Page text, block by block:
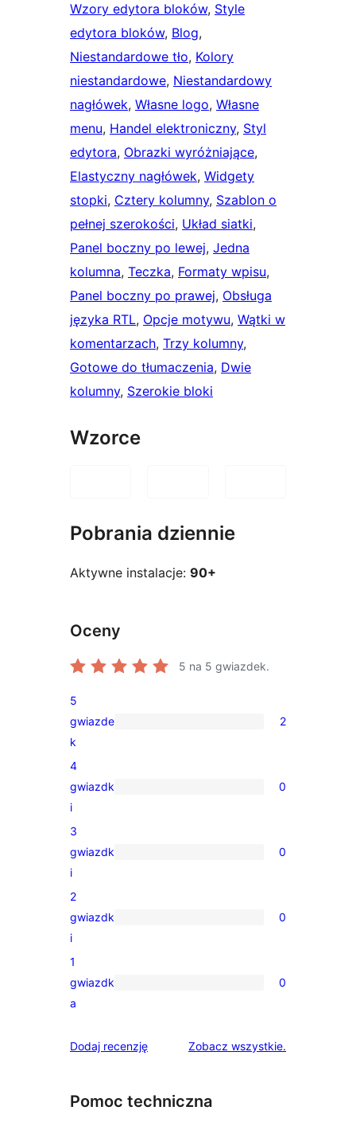
Wzory edytora bloków, Style
edytora bloków, Blog
Niestandardowe tło, Kolory
niestandardowe, Niestandardowy
nagłówek, Własne logo, Własne
menu, Handel elektroniczny, Styl
edytora, Obrazki wyróżniające
Elastyczny nagłówek, Widgety
stopki, Cztery kolumny, Szablon o
pełnej szerokości, Układ siatki
Panel boczny po lewej, Jedna
kolumna, Teczka, Formaty wpisu
Panel boczny po prawej, Obsługa
języka RTL, Opcje motywu, Wątki w
komentarzach, Trzy kolumny
Gotowe do tłumaczenia, Dwie
kolumny, Szerokie bloki
Wzorce
Pobrania dziennie
Aktywne instalacje: 90+
Oceny
5 na 5 gwiazdek.
2
recenzje
5-
gwiazdkowe
5
gwiazde
k
2
0
recenzji
4-
gwiazdkowych
4
gwiazdk
i
0
0
recenzji
3-
gwiazdkowych
3
gwiazdk
i
0
0
recenzji
2-
gwiazdkowych
2
gwiazdk
i
0
0
recenzji
gwiazdkowych
1
gwiazdk
a
0
Dodaj recenzję Zobacz wszystkierecenzje
.
Pomoc techniczna